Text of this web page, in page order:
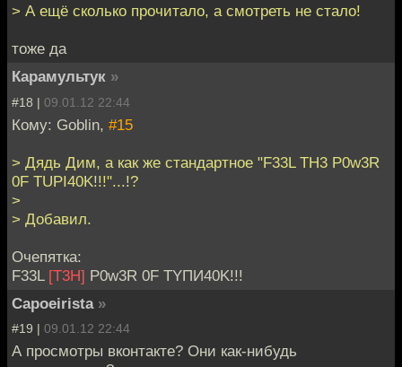
> А ещё сколько прочитало, а смотреть не стало!
тоже да
Карамультук »
#18 | 09.01.12 22:44
Кому: Goblin, #15
> Дядь Дим, а как же стандартное "F33L TH3 P0w3R
0F TUPI40K!!!"...!?
>
> Добавил.
Очепятка:
F33L [T3H] P0w3R 0F TYПИ40K!!!
Capoeirista »
#19 | 09.01.12 22:44
А просмотры вконтакте? Они как-нибудь